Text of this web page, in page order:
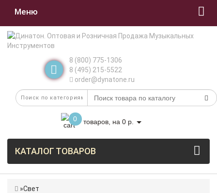
Меню
8 (800) 775-1306
8 (495) 215-5522
order@dynatone.ru
0 товаров, на 0 р.
КАТАЛОГ ТОВАРОВ
Свет